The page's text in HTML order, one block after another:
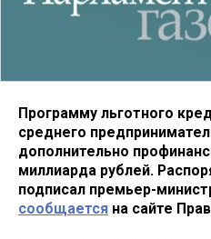
Программу льготного
среднего
дополнительно
миллиарда рублей.
подписал премьер-
сообщается на сайте